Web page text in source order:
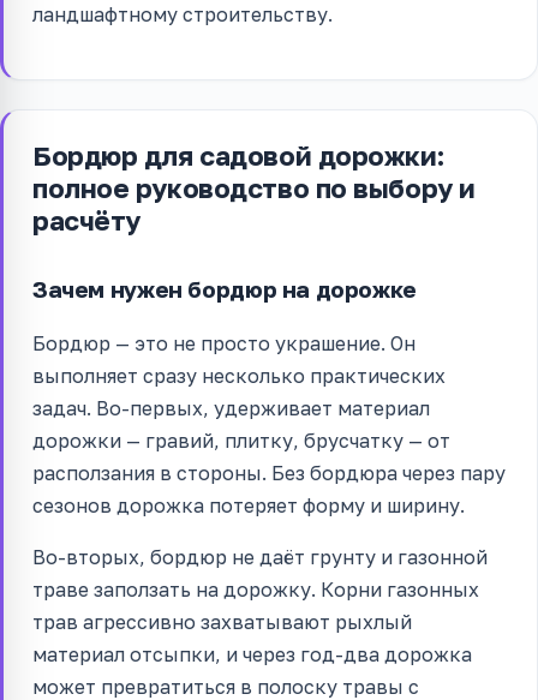
ландшафтному строительству.
Бордюр для садовой дорожки:
полное руководство по выбору и
расчёту
Зачем нужен бордюр на дорожке
Бордюр — это не просто украшение. Он
выполняет сразу несколько практических
задач. Во-первых, удерживает материал
дорожки — гравий, плитку, брусчатку — от
расползания в стороны. Без бордюра через пару
сезонов дорожка потеряет форму и ширину.
Во-вторых, бордюр не даёт грунту и газонной
траве заползать на дорожку. Корни газонных
трав агрессивно захватывают рыхлый
материал отсыпки, и через год-два дорожка
может превратиться в полоску травы с